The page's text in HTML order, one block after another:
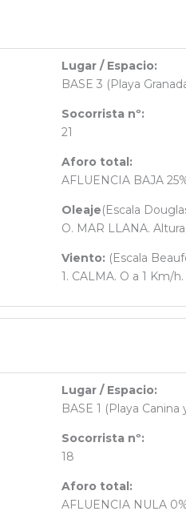
Lugar / Espacio:
BASE 3 (Playa
Socorrista nº:
21
Aforo total:
AFLUENCIA BAJA
Oleaje(Escala
O. MAR LLANA.
Viento: (Escala
1. CALMA. O a 1 Km/
Lugar / Espacio:
BASE 1 (Playa
Socorrista nº:
18
Aforo total:
AFLUENCIA NULA